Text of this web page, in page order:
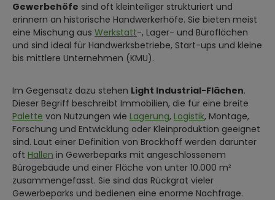
Gewerbehöfe sind oft kleinteiliger strukturiert und
erinnern an historische Handwerkerhöfe. Sie bieten meist
eine Mischung aus Werkstatt-, Lager- und Büroflächen
und sind ideal für Handwerksbetriebe, Start-ups und kleine
bis mittlere Unternehmen (KMU).
Im Gegensatz dazu stehen Light Industrial-Flächen.
Dieser Begriff beschreibt Immobilien, die für eine breite
Palette von Nutzungen wie Lagerung, Logistik, Montage,
Forschung und Entwicklung oder Kleinproduktion geeignet
sind. Laut einer Definition von Brockhoff werden darunter
oft Hallen in Gewerbeparks mit angeschlossenem
Bürogebäude und einer Fläche von unter 10.000 m²
zusammengefasst. Sie sind das Rückgrat vieler
Gewerbeparks und bedienen eine enorme Nachfrage.